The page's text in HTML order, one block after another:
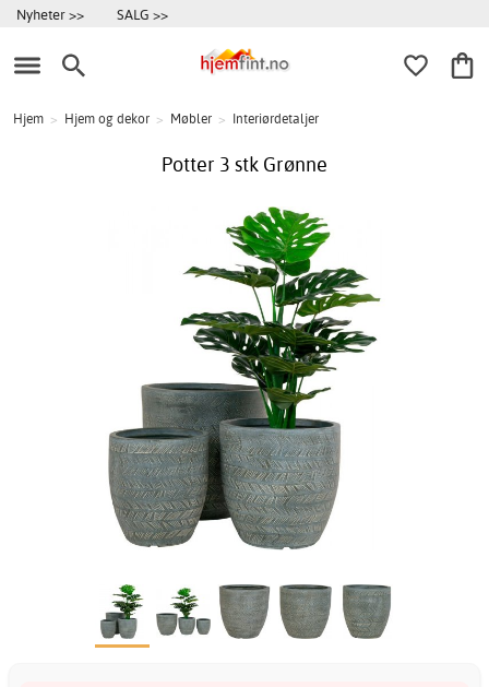
Nyheter >> SALG >>
Hjem > Hjem og dekor > Møbler > Interiørdetaljer
Potter 3 stk Grønne